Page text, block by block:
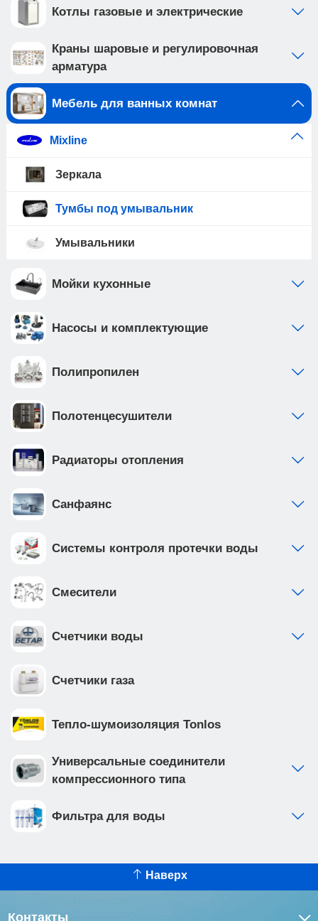
Котлы газовые и электрические
Краны шаровые и регулировочная
арматура
Мебель для ванных комнат
Mixline
Зеркала
Тумбы под умывальник
Умывальники
Мойки кухонные
Насосы и комплектующие
Полипропилен
Полотенцесушители
Радиаторы отопления
Санфаянс
Системы контроля протечки воды
Смесители
Счетчики воды
Счетчики газа
Тепло-шумоизоляция Tonlos
Универсальные соединители
компрессионного типа
Фильтра для воды
Наверх
Контакты